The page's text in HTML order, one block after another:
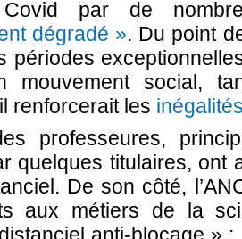
par de
dégradé ». Du point
périodes
mouvement social,
renforcerait les
professeures,
quelques titulaires, ont
De son côté,
aux métiers de la